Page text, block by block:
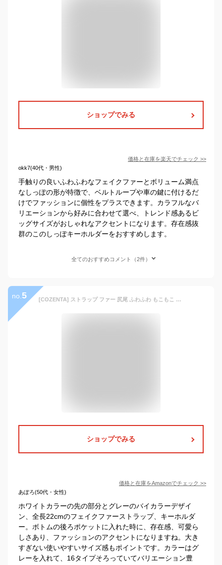
ショップでみる
価格と在庫を楽天でチェック >>
okk7(40代・男性)
手触りの良いふわふわなフェイクファーとボリューム満点
なしっぽの形が特徴で、ベルトループや車の鍵に付けるだ
けでファッションに個性をプラスできます。カラフルなバ
リエーションから好みに合わせて選べ、トレンド感あるビ
ッグサイズがおしゃれなアクセントになります。存在感抜
群のこのしっぽキーホルダーをおすすめします。
全てのおすすめコメント（2件）
no. 5 [COZENTA] ストラップ ファー 尻尾 ふわふわ もこもこ キーホルダー アクセサリー ミニ (グレー)
ショップでみる
価格と在庫をAmazonでチェック >>
あぽろ(50代・女性)
ホワイトカラーの先の部分とグレーのバイカラーデザイ
ン、全長22cmのフェイクファーストラップ、キーホルダ
ー。ボトムの後ろポケットに入れた時に、存在感、可愛ら
しさあり、ファッションのアクセントになりますね。大き
すぎない使いやすいサイズ感もポイントです。カラーはグ
レーを入れて、16タイプそろっていてバリエーション豊